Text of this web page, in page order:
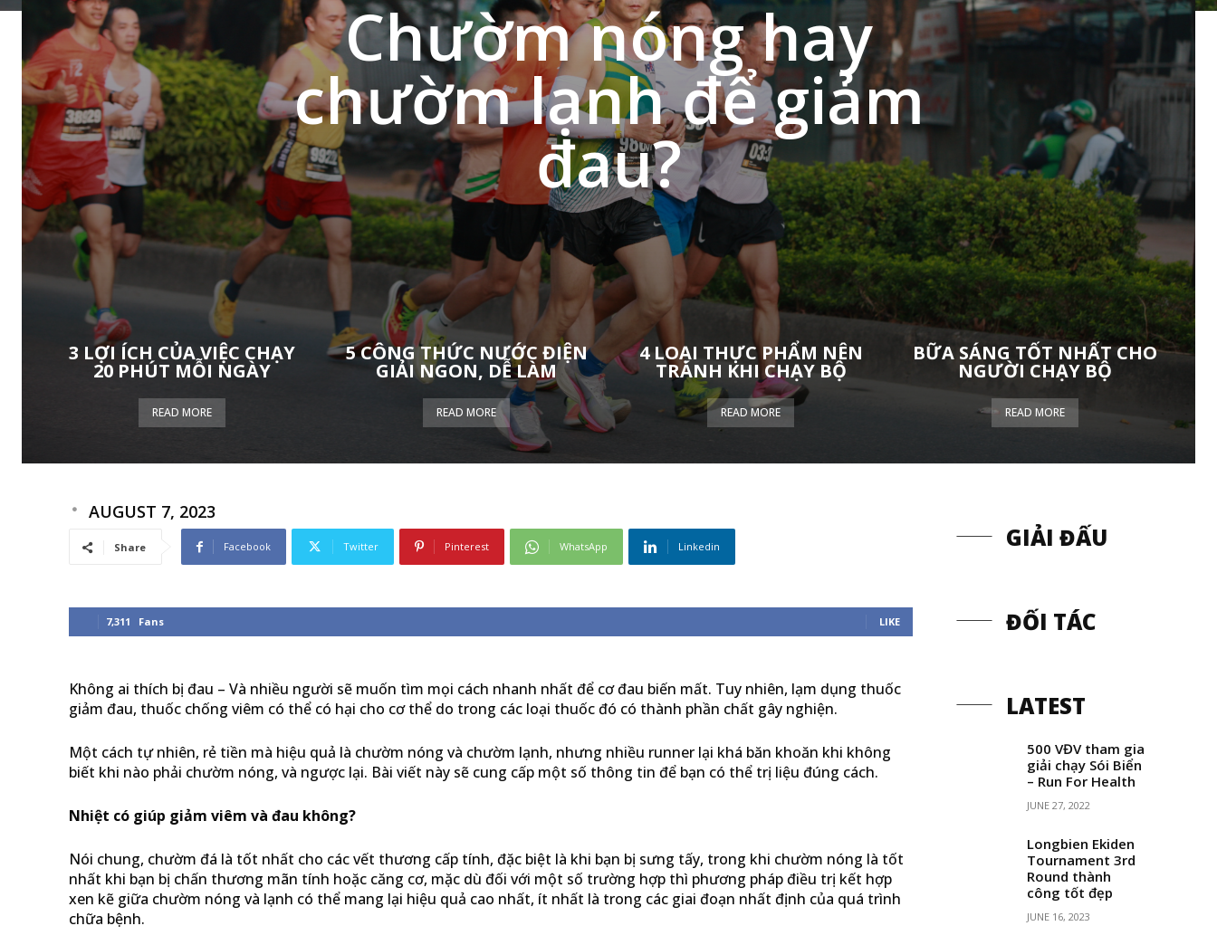
Chườm nóng hay
chườm lạnh để giảm
đau?
3 LỢI ÍCH CỦA VIỆC CHẠY
20 PHÚT MỖI NGÀY
READ MORE
5 CÔNG THỨC NƯỚC ĐIỆN
GIẢI NGON, DỄ LÀM
READ MORE
4 LOẠI THỰC PHẨM NÊN
TRÁNH KHI CHẠY BỘ
READ MORE
BỮA SÁNG TỐT NHẤT CHO
NGƯỜI CHẠY BỘ
READ MORE
AUGUST 7, 2023
Share Facebook Twitter Pinterest WhatsApp Linkedin
7,311 Fans LIKE
Không ai thích bị đau – Và nhiều người sẽ muốn tìm mọi cách nhanh nhất để cơ đau biến mất. Tuy nhiên, lạm dụng thuốc
giảm đau, thuốc chống viêm có thể có hại cho cơ thể do trong các loại thuốc đó có thành phần chất gây nghiện.
Một cách tự nhiên, rẻ tiền mà hiệu quả là chườm nóng và chườm lạnh, nhưng nhiều runner lại khá băn khoăn khi không
biết khi nào phải chườm nóng, và ngược lại. Bài viết này sẽ cung cấp một số thông tin để bạn có thể trị liệu đúng cách.
Nhiệt có giúp giảm viêm và đau không?
Nói chung, chườm đá là tốt nhất cho các vết thương cấp tính, đặc biệt là khi bạn bị sưng tấy, trong khi chườm nóng là tốt
nhất khi bạn bị chấn thương mãn tính hoặc căng cơ, mặc dù đối với một số trường hợp thì phương pháp điều trị kết hợp
xen kẽ giữa chườm nóng và lạnh có thể mang lại hiệu quả cao nhất, ít nhất là trong các giai đoạn nhất định của quá trình
chữa bệnh.
GIẢI ĐẤU
ĐỐI TÁC
LATEST
500 VĐV tham gia
giải chạy Sói Biển
– Run For Health
JUNE 27, 2022
Longbien Ekiden
Tournament 3rd
Round thành
công tốt đẹp
JUNE 16, 2023